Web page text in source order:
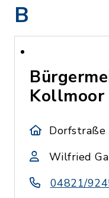
B
Kollmoor
Wilfried
04821/